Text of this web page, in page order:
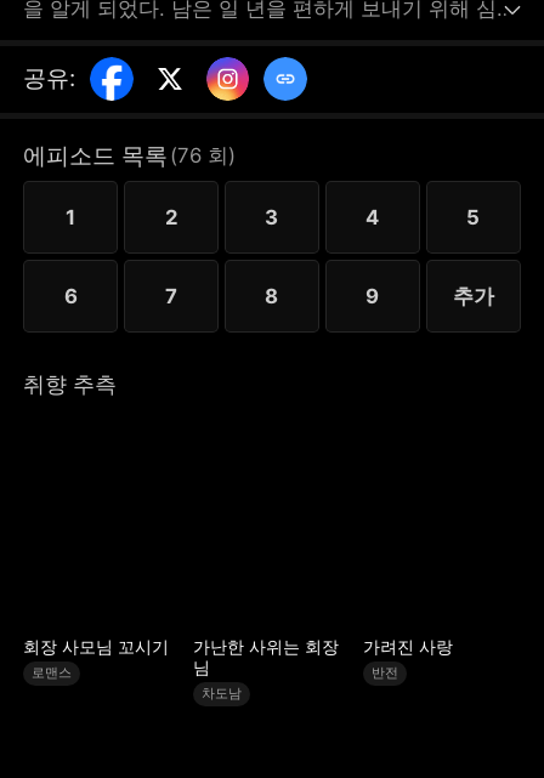
을 알게 되었다. 남은 일 년을 편하게 보내기 위해 심은
니의 편애와 남편의 무관심 그리고 내연녀의 주인 행세
였다. 가정을 잃은 것도 모자라 심지어 내연녀의 차에
고 남편의 내연녀가 집에 들어오기 전이였다. 심은정은
마지막 기회를 잡고 디자이너 퀸의 신분으로 고성 그룹
에 입사하여 컴백하게 된다. 환생 후 심은정은 내연녀
와 찌질남한테 복수하고 사업에 전념하면서 모든 고난
과 역경을 이겨내고 새로운 인생을 맞이하게 된
다.STORYMATRIX PTE.LTD
공유:
에피소드 목록 (76 회)
1 2 3 4 5
6 7 8 9 추가
취향 추측
회장 사모님 꼬시기
로맨스
가난한 사위는 회장
님
차도남
가려진 사랑
반전